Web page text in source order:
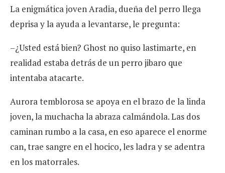
La enigmática joven Aradia, dueña del perro llega
deprisa y la ayuda a levantarse, le pregunta:
–¿Usted está bien? Ghost no quiso lastimarte, en
realidad estaba detrás de un perro jibaro que
intentaba atacarte.
Aurora temblorosa se apoya en el brazo de la linda
joven, la muchacha la abraza calmándola. Las dos
caminan rumbo a la casa, en eso aparece el enorme
can, trae sangre en el hocico, les ladra y se adentra
en los matorrales.